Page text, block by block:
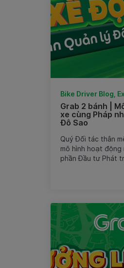
Bike Driver Blog,
Grab 2 bánh |
xe cùng Pháp
Đô Sao
Quý Đối tác thân
mô hình hoạt
phần Đầu tư Phát